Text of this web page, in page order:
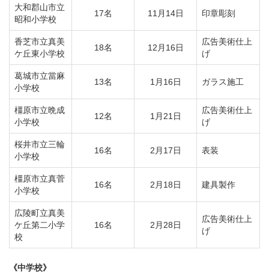
大和郡山市立
昭和小学校
17名 11月14日 印章彫刻
香芝市立真美
ケ丘東小学校
18名 12月16日
広告美術仕上
げ
葛城市立當麻
小学校
13名 1月16日 ガラス施工
橿原市立晩成
小学校
12名 1月21日
広告美術仕上
げ
桜井市立三輪
小学校
16名 2月17日 表装
橿原市立真菅
小学校
16名 2月18日 建具製作
広陵町立真美
ケ丘第二小学
校
16名 2月28日
広告美術仕上
げ
《中学校》